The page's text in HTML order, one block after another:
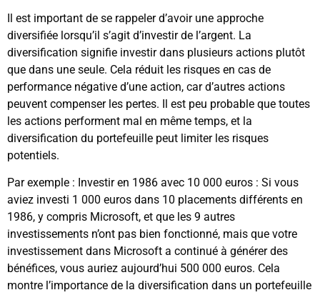
Il est important de se rappeler d’avoir une approche
diversifiée lorsqu’il s’agit d’investir de l’argent. La
diversification signifie investir dans plusieurs actions plutôt
que dans une seule. Cela réduit les risques en cas de
performance négative d’une action, car d’autres actions
peuvent compenser les pertes. Il est peu probable que toutes
les actions performent mal en même temps, et la
diversification du portefeuille peut limiter les risques
potentiels.
Par exemple : Investir en 1986 avec 10 000 euros : Si vous
aviez investi 1 000 euros dans 10 placements différents en
1986, y compris Microsoft, et que les 9 autres
investissements n’ont pas bien fonctionné, mais que votre
investissement dans Microsoft a continué à générer des
bénéfices, vous auriez aujourd’hui 500 000 euros. Cela
montre l’importance de la diversification dans un portefeuille